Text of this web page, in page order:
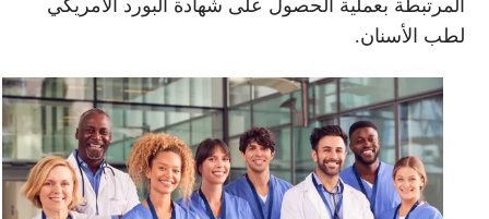
المرتبطة بعملية الحصول على شهادة البورد الأمريكي
لطب الأسنان.